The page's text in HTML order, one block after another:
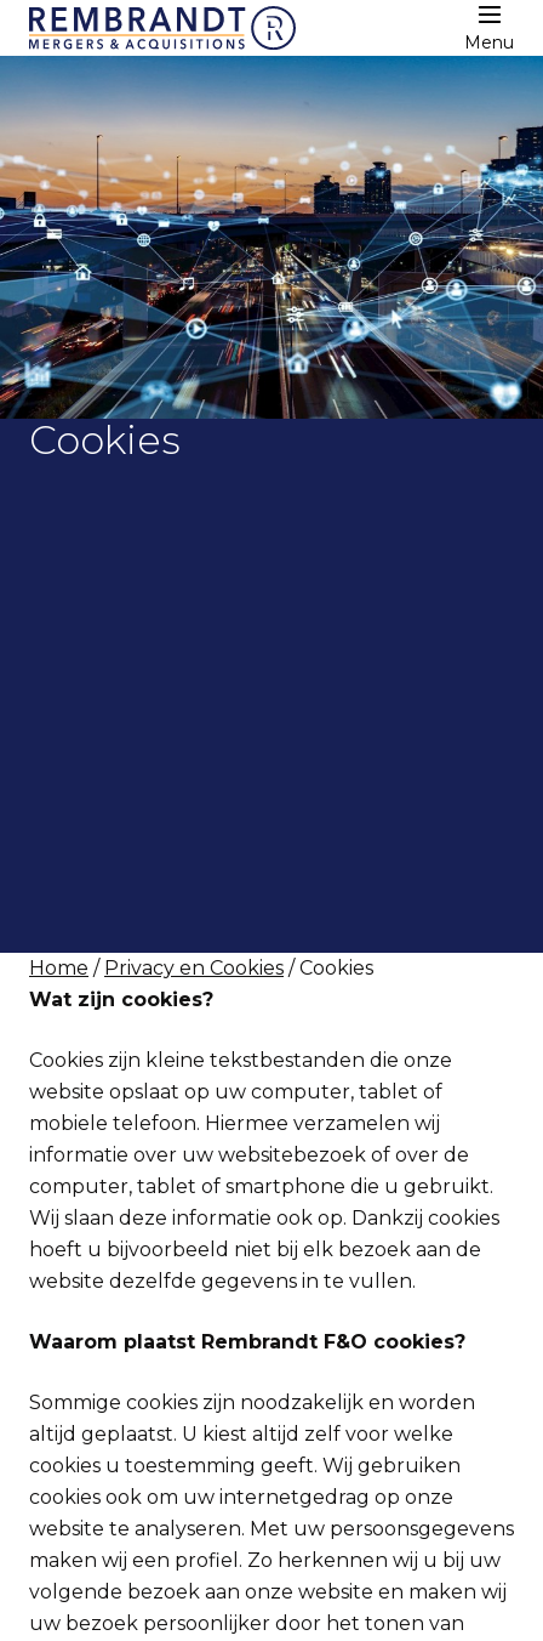
Menu
Cookies
Home / Privacy en Cookies / Cookies
Wat zijn cookies?
Cookies zijn kleine tekstbestanden die onze
website opslaat op uw computer, tablet of
mobiele telefoon. Hiermee verzamelen wij
informatie over uw websitebezoek of over de
computer, tablet of smartphone die u gebruikt.
Wij slaan deze informatie ook op. Dankzij cookies
hoeft u bijvoorbeeld niet bij elk bezoek aan de
website dezelfde gegevens in te vullen.
Waarom plaatst Rembrandt F&O cookies?
Sommige cookies zijn noodzakelijk en worden
altijd geplaatst. U kiest altijd zelf voor welke
cookies u toestemming geeft. Wij gebruiken
cookies ook om uw internetgedrag op onze
website te analyseren. Met uw persoonsgegevens
maken wij een profiel. Zo herkennen wij u bij uw
volgende bezoek aan onze website en maken wij
uw bezoek persoonlijker door het tonen van